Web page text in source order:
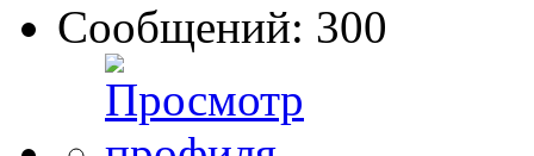
Сообщений: 300